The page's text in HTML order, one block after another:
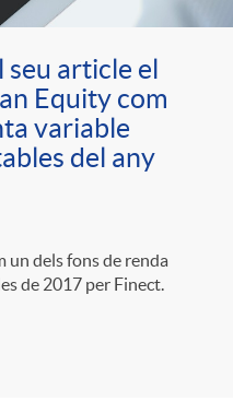
seu article el
Equity com
variable
del any
un dels fons de renda
de 2017 per Finect.